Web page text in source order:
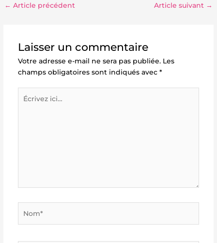
← Article précédent Article suivant →
Laisser un commentaire
Votre adresse e-mail ne sera pas publiée. Les
champs obligatoires sont indiqués avec *
ici…